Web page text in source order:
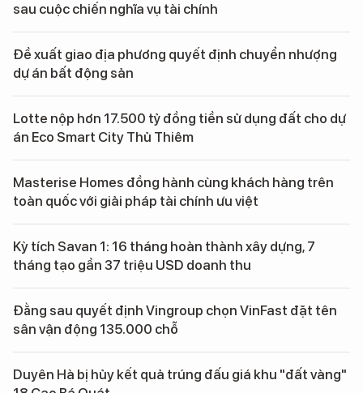
sau cuộc chiến nghĩa vụ tài chính
Đề xuất giao địa phương quyết định chuyển nhượng
dự án bất động sản
Lotte nộp hơn 17.500 tỷ đồng tiền sử dụng đất cho dự
án Eco Smart City Thủ Thiêm
Masterise Homes đồng hành cùng khách hàng trên
toàn quốc với giải pháp tài chính ưu việt
Kỳ tích Savan 1: 16 tháng hoàn thành xây dựng, 7
tháng tạo gần 37 triệu USD doanh thu
Đằng sau quyết định Vingroup chọn VinFast đặt tên
sân vận động 135.000 chỗ
Duyên Hà bị hủy kết quả trúng đấu giá khu "đất vàng"